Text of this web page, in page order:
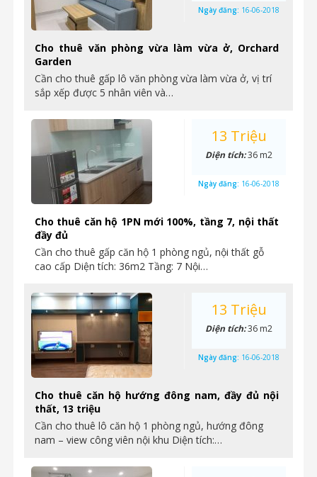
Cho thuê văn phòng vừa làm vừa ở, Orchard
Garden
Cần cho thuê gấp lô văn phòng vừa làm vừa ở, vị trí
sắp xếp được 5 nhân viên và…
Ngày đăng: 16-06-2018
Cho thuê căn hộ 1PN mới 100%, tầng 7, nội thất
đầy đủ
Cần cho thuê gấp căn hộ 1 phòng ngủ, nội thất gỗ
cao cấp Diện tích: 36m2 Tầng: 7 Nội…
13 Triệu
Diện tích:36 m2
Ngày đăng: 16-06-2018
Cho thuê căn hộ hướng đông nam, đầy đủ nội
thất, 13 triệu
Cần cho thuê lô căn hộ 1 phòng ngủ, hướng đông
nam – view công viên nội khu Diện tích:…
13 Triệu
Diện tích:36 m2
Ngày đăng: 16-06-2018